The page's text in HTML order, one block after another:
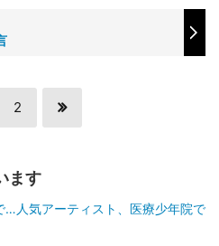
2
ます
…人気アーティスト、医療少年院で